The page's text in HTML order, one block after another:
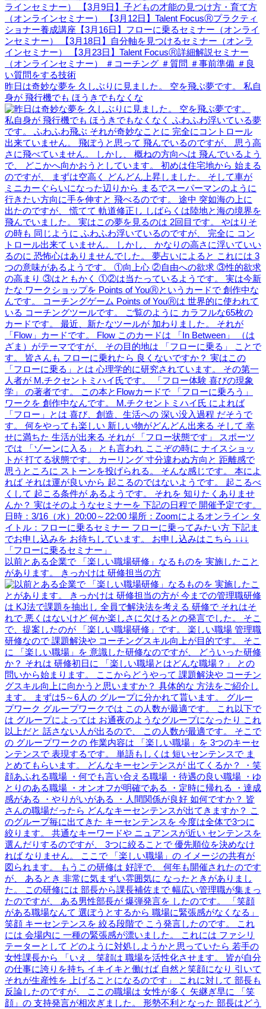
昨日は奇妙な夢を 久しぶりに見ました。 空を飛ぶ夢です。 私自
身が 飛行機でも ほうきでもなくな
以前とある企業で 「楽しい職場研修」なるものを 実施したこと
があります。 きっかけは 研修担当の方